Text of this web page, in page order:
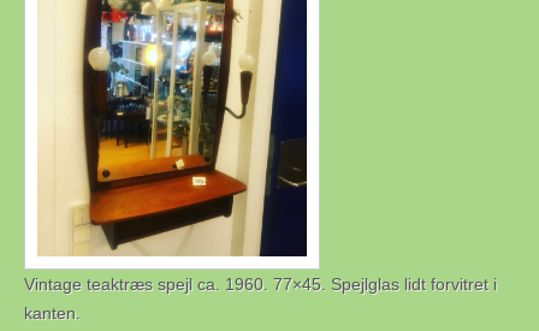
Vintage teaktræs spejl ca. 1960. 77×45. Spejlglas lidt forvitret i
kanten.